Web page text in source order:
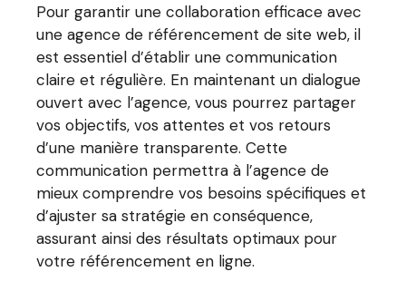
Pour garantir une collaboration efficace avec
une agence de référencement de site web, il
est essentiel d’établir une communication
claire et régulière. En maintenant un dialogue
ouvert avec l’agence, vous pourrez partager
vos objectifs, vos attentes et vos retours
d’une manière transparente. Cette
communication permettra à l’agence de
mieux comprendre vos besoins spécifiques et
d’ajuster sa stratégie en conséquence,
assurant ainsi des résultats optimaux pour
votre référencement en ligne.